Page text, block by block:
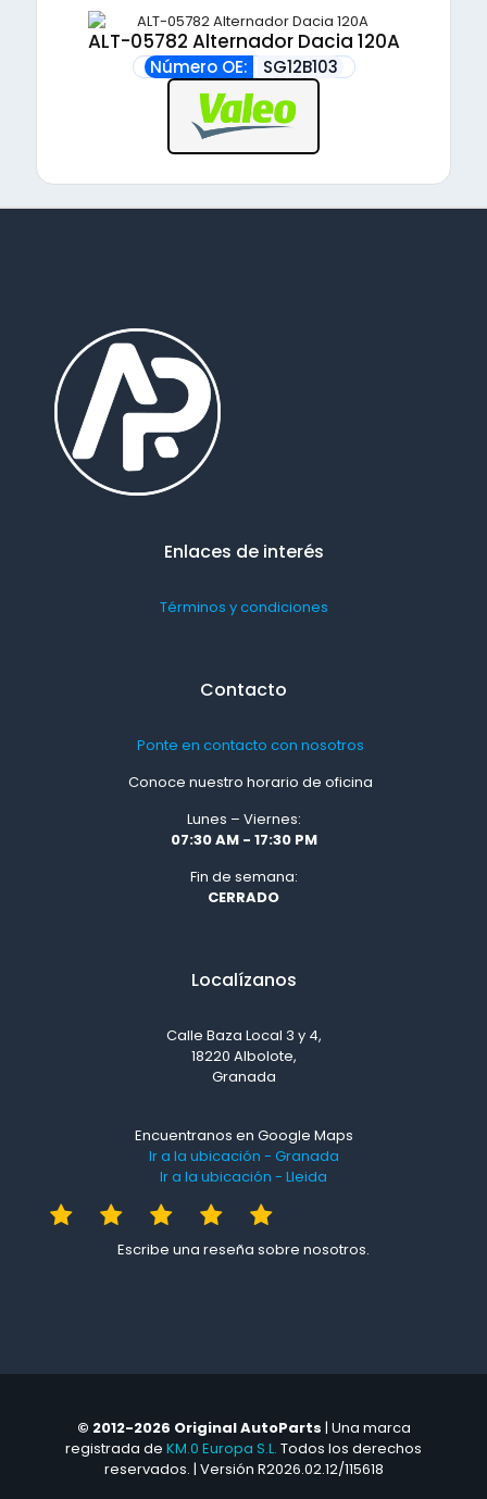
ALT-05782 Alternador Dacia 120A
Número OE: SG12B103
Enlaces de interés
Términos y condiciones
Contacto
Ponte en contacto con nosotros
Conoce nuestro horario de oficina
Lunes – Viernes:
07:30 AM - 17:30 PM
Fin de semana:
CERRADO
Localízanos
Calle Baza Local 3 y 4,
18220 Albolote,
Granada
Encuentranos en Google Maps
Ir a la ubicación - Granada
Ir a la ubicación - Lleida
Escribe una reseña sobre nosotros.
© 2012-2026 Original AutoParts | Una marca
registrada de KM.0 Europa S.L. Todos los derechos
reservados. | Versión R2026.02.12/115618